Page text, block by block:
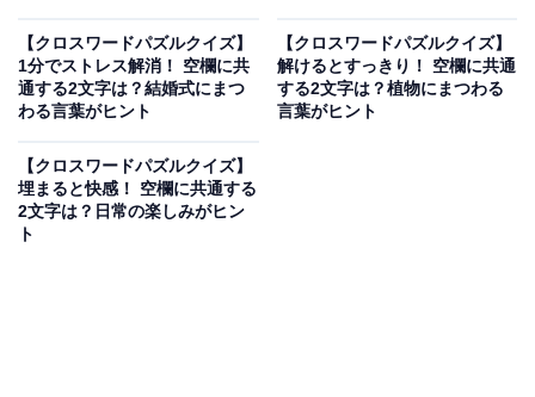
【クロスワードパズルクイズ】
1分でストレス解消！ 空欄に共
通する2文字は？結婚式にまつ
わる言葉がヒント
【クロスワードパズルクイズ】
解けるとすっきり！ 空欄に共通
する2文字は？植物にまつわる
言葉がヒント
【クロスワードパズルクイズ】
埋まると快感！ 空欄に共通する
2文字は？日常の楽しみがヒン
ト